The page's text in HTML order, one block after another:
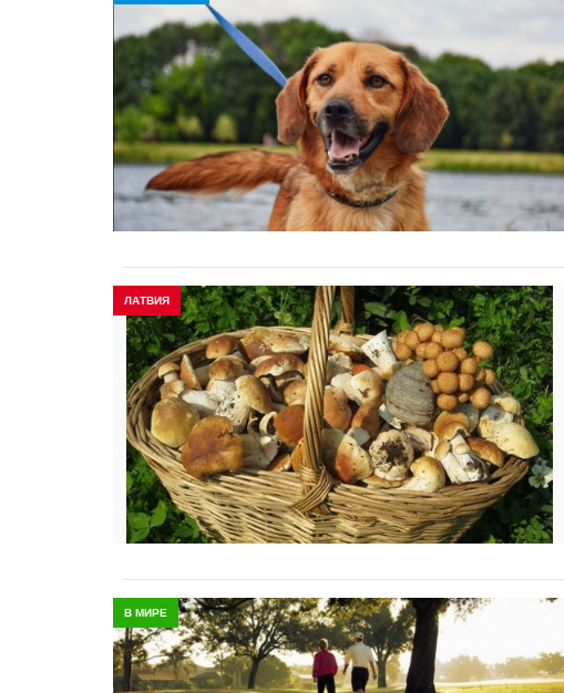
ЛАТВИЯ
В МИРЕ